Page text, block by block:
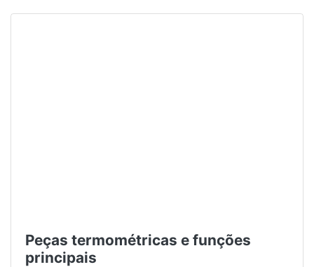
Peças termométricas e funções
principais